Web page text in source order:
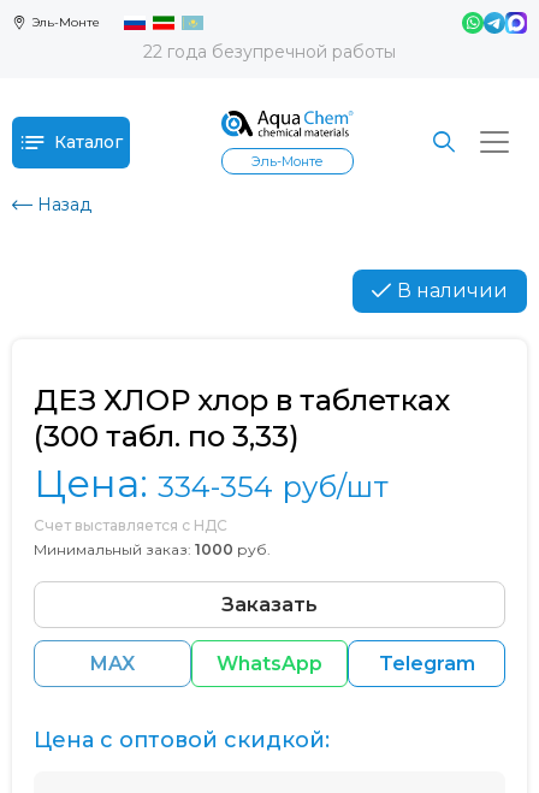
Эль-Монте
22 года безупречной работы
Каталог
Эль-Монте
Назад
В наличии
ДЕЗ ХЛОР хлор в таблетках
(300 табл. по 3,33)
Цена: 334-354 руб/шт
Счет выставляется с НДС
Минимальный заказ: 1000 руб.
Заказать
MAX WhatsApp Telegram
Цена с оптовой скидкой: